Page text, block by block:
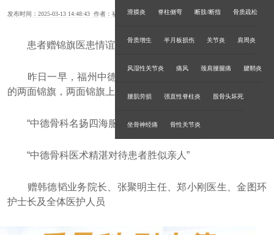
滑膜炎 脊柱侧弯 断肢/断指 骨质疏松
骨质增生 半月板损伤 关节炎 肩周炎
风湿性关节炎 痛风 颈肩腰腿痛 腱鞘炎
腰肌劳损 强直性脊柱炎 股骨头坏死
坐骨神经痛 骨性关节炎
发布时间：2025-03-13 14:48:43 作者：福州中德骨科医院
患者赠锦旗医患情谊深
昨日一早，福州中德骨科医院就收到一位六旬老人送来
的两面锦旗，两面锦旗上分别写着：
“中德骨科名扬四海服务一流患者之家”
“中德骨科医术精湛对待患者胜似亲人”
赠韩德韬业务院长、张聚明主任、郑小刚医生、金图环
护士长及全体医护人员